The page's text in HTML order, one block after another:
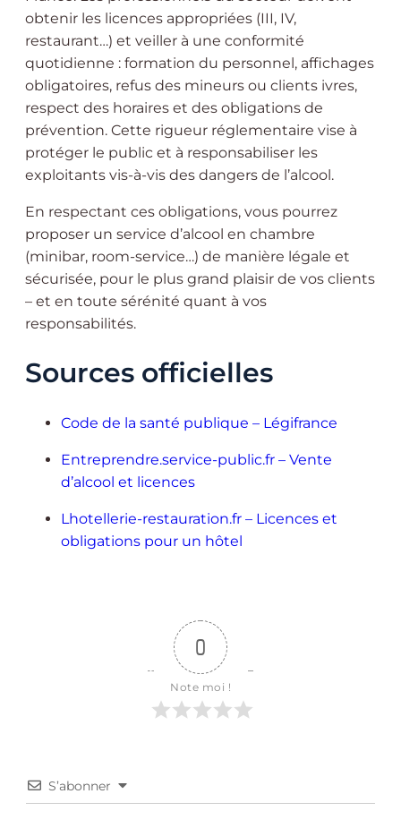
obtenir les licences appropriées (III, IV,
restaurant…) et veiller à une conformité
quotidienne : formation du personnel, affichages
obligatoires, refus des mineurs ou clients ivres,
respect des horaires et des obligations de
prévention. Cette rigueur réglementaire vise à
protéger le public et à responsabiliser les
exploitants vis-à-vis des dangers de l’alcool.
En respectant ces obligations, vous pourrez
proposer un service d’alcool en chambre
(minibar, room-service…) de manière légale et
sécurisée, pour le plus grand plaisir de vos clients
– et en toute sérénité quant à vos
responsabilités.
Sources officielles
Code de la santé publique – Légifrance
Entreprendre.service-public.fr – Vente
d’alcool et licences
Lhotellerie-restauration.fr – Licences et
obligations pour un hôtel
0
Note moi !
S’abonner